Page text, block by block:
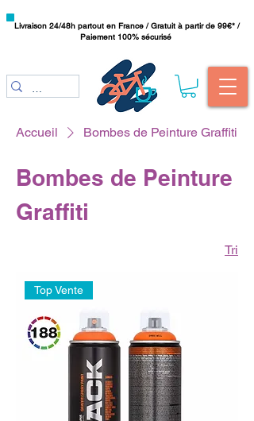
Livraison 24/48h partout en France / Gratuit à partir de 99€* /
Paiement 100% sécurisé
Accueil Bombes de Peinture Graffiti
Bombes de Peinture
Graffiti
Tri
Top Vente